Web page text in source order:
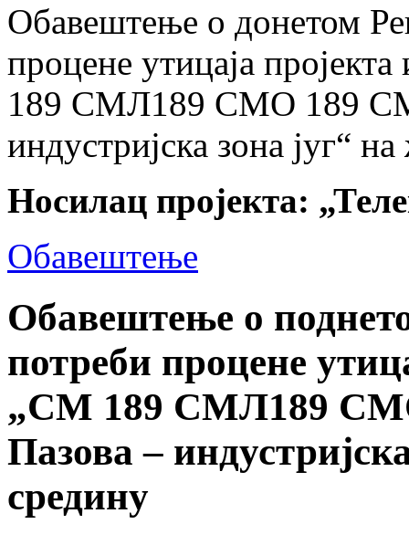
Обавештење о донетом
процене утицаја
189 СМЛ189 СМО 189
индустријска зона југ“
Носилац пројекта:
Обавештење
Обавештење о
потреби процене
„СМ 189 СМЛ189
Пазова –
средину